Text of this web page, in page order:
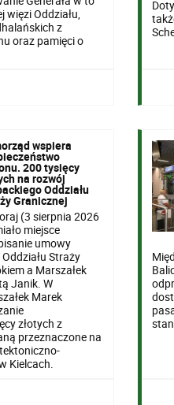
Oddziału,
z
oraz pamięci o
wspiera
200 tysięcy
na rozwój
Oddziału
Granicznej
(3 sierpnia 2026
miejsce
umowy
Straży
a Marszałek
Janik. W
Marek
złotych z
przeznaczone na
Kielcach.